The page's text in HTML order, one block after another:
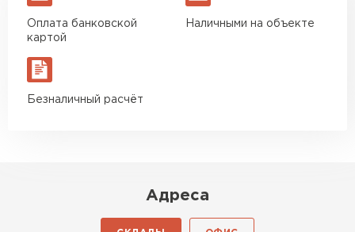
Оплата банковской
картой
Наличными на объекте
Безналичный расчёт
Адреса